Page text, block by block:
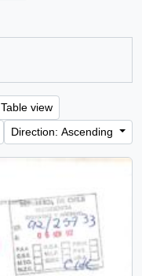
Table view
Direction: Ascending